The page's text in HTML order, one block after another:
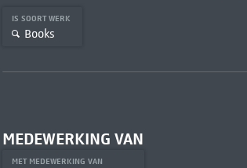
IS SOORT WERK
Books
MEDEWERKING VAN
MET MEDEWERKING VAN